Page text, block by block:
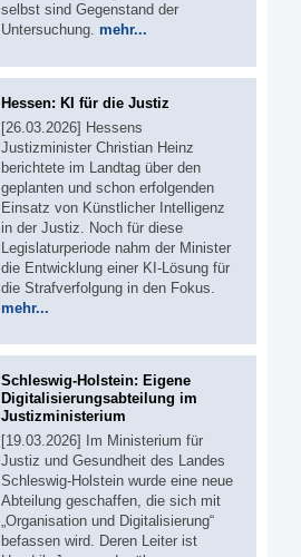
selbst sind Gegenstand der
Untersuchung. mehr...
Hessen: KI für die Justiz
[26.03.2026] Hessens
Justizminister Christian Heinz
berichtete im Landtag über den
geplanten und schon erfolgenden
Einsatz von Künstlicher Intelligenz
in der Justiz. Noch für diese
Legislaturperiode nahm der Minister
die Entwicklung einer KI-Lösung für
die Strafverfolgung in den Fokus.
mehr...
Schleswig-Holstein: Eigene
Digitalisierungsabteilung im
Justizministerium
[19.03.2026] Im Ministerium für
Justiz und Gesundheit des Landes
Schleswig-Holstein wurde eine neue
Abteilung geschaffen, die sich mit
„Organisation und Digitalisierung“
befassen wird. Deren Leiter ist